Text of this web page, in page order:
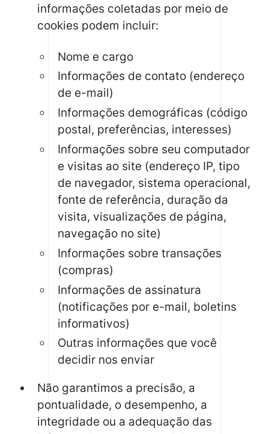
informações coletadas por meio de
cookies podem incluir:
Nome e cargo
Informações de contato (endereço
de e-mail)
Informações demográficas (código
postal, preferências, interesses)
Informações sobre seu computador
e visitas ao site (endereço IP, tipo
de navegador, sistema operacional,
fonte de referência, duração da
visita, visualizações de página,
navegação no site)
Informações sobre transações
(compras)
Informações de assinatura
(notificações por e-mail, boletins
informativos)
Outras informações que você
decidir nos enviar
Não garantimos a precisão, a
pontualidade, o desempenho, a
integridade ou a adequação das